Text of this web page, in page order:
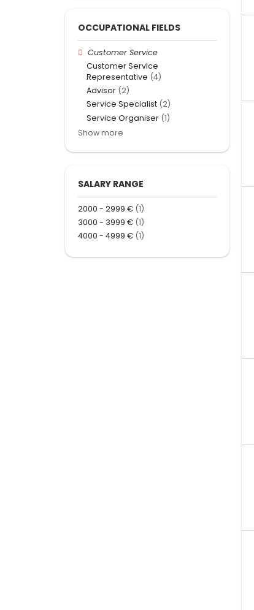
OCCUPATIONAL FIELDS
Customer Service
Customer Service
Representative (4)
Advisor (2)
Service Specialist (2)
Service Organiser (1)
Show more
SALARY RANGE
2000 - 2999 € (1)
3000 - 3999 € (1)
4000 - 4999 € (1)